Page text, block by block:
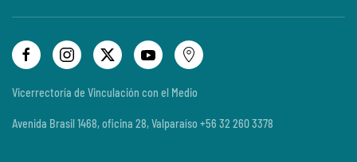
Vicerrectoría de Vinculación con el Medio
Avenida Brasil 1468, oficina 28, Valparaíso +56 32 260 3378